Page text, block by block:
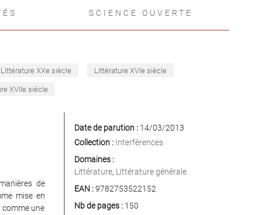
SCIENCE OUVERTE
Littérature XXe siècle Littérature XVIe siècle
XVIIe siècle
de
mise en
une
Date de parution :14/03/2013
Collection : Interférences
Domaines :
Littérature, Littérature générale
EAN :9782753522152
Nb de pages :150